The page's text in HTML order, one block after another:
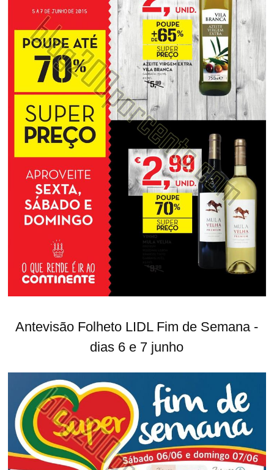
Antevisão Folheto LIDL Fim de Semana -
dias 6 e 7 junho